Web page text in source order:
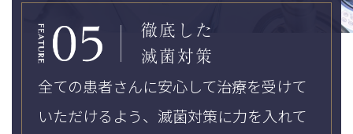
徹底した
滅菌対策
全ての患者さんに安心して治療を受けて
いただけるよう、滅菌対策に力を入れて